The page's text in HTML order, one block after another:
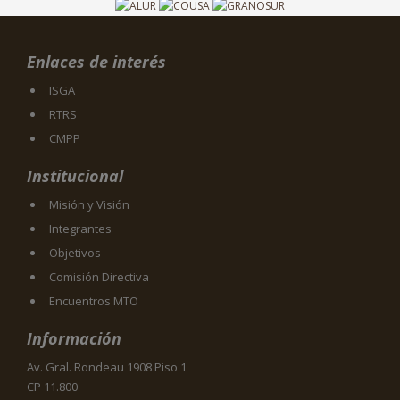
Enlaces de interés
ISGA
RTRS
CMPP
Institucional
Misión y Visión
Integrantes
Objetivos
Comisión Directiva
Encuentros MTO
Información
Av. Gral. Rondeau 1908 Piso 1
CP 11.800